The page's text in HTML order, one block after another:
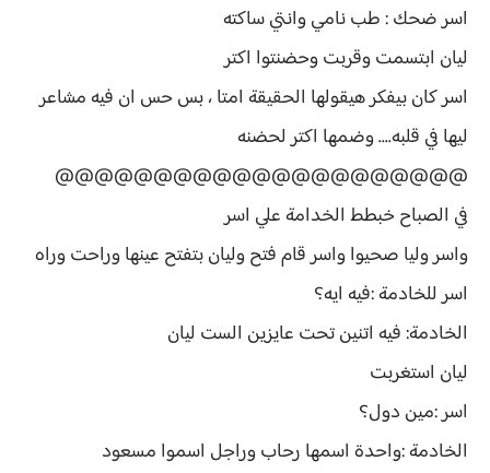
اسر ضحك : طب نامي وانتي ساكته
ليان ابتسمت وقربت وحضنتوا اكتر
اسر كان بيفكر هيقولها الحقيقة امتا ، بس حس ان فيه مشاعر
ليها في قلبه.... وضمها اكتر لحضنه
@@@@@@@@@@@@@@@@@@@@@
في الصباح خبطط الخدامة علي اسر
واسر وليا صحيوا واسر قام فتح وليان بتفتح عينها وراحت وراه
اسر للخادمة :فيه ايه؟
الخادمة: فيه اتنين تحت عايزين الست ليان
ليان استغربت
اسر :مين دول؟
الخادمة :واحدة اسمها رحاب وراجل اسموا مسعود